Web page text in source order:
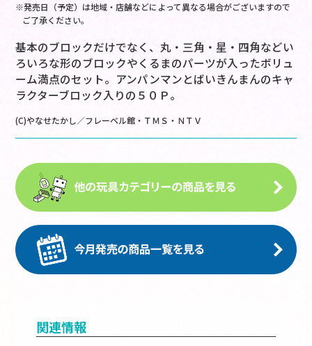
※発売日（予定）は地域・店舗などによって異なる場合がございますので
ご了承ください。
基本のブロックだけでなく、丸・三角・星・四角などい
ろいろな形のブロックやくるまのパーツが入ったボリュ
ーム満点のセット。アンパンマンとばいきんまんのキャ
ラクターブロック入りの５０Ｐ。
(C)やなせたかし／フレーベル館・ＴＭＳ・ＮＴＶ
関連情報